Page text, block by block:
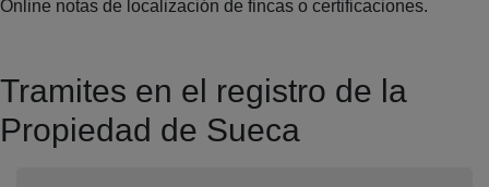
Online notas de localización de fincas o certificaciones.
Tramites en el registro de la
Propiedad de Sueca